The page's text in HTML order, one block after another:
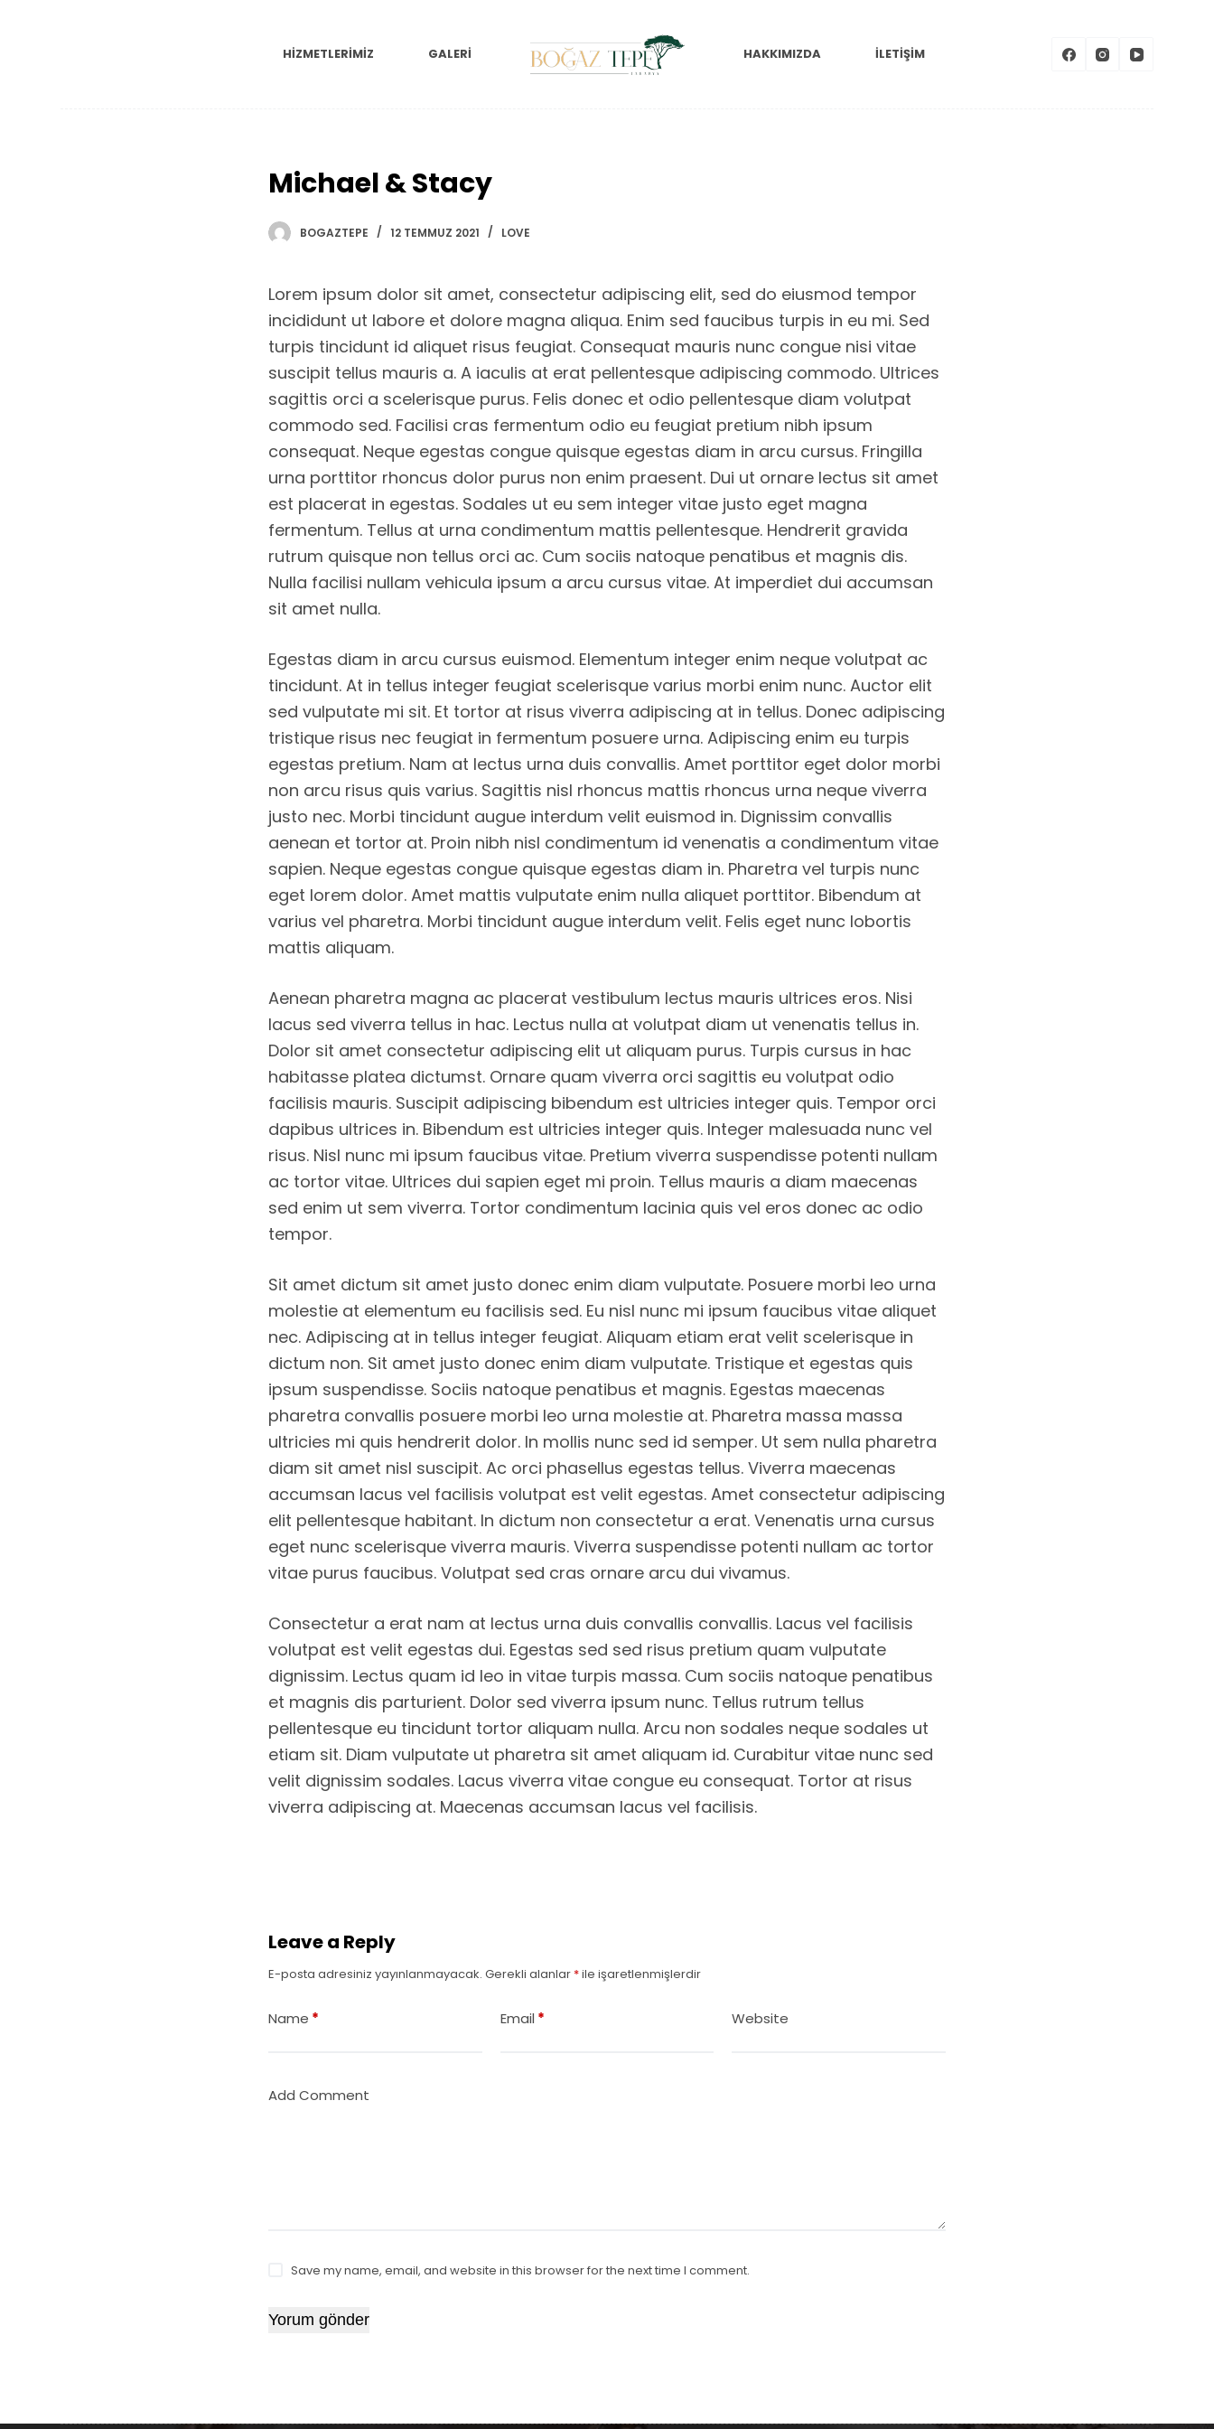
HIZMETLERIMIZ GALERI HAKKIMIZDA İLETIŞIM
Michael & Stacy
BOGAZTEPE 12 TEMMUZ 2021 LOVE
Lorem ipsum dolor sit amet, consectetur adipiscing elit, sed do eiusmod tempor
incididunt ut labore et dolore magna aliqua. Enim sed faucibus turpis in eu mi. Sed
turpis tincidunt id aliquet risus feugiat. Consequat mauris nunc congue nisi vitae
suscipit tellus mauris a. A iaculis at erat pellentesque adipiscing commodo. Ultrices
sagittis orci a scelerisque purus. Felis donec et odio pellentesque diam volutpat
commodo sed. Facilisi cras fermentum odio eu feugiat pretium nibh ipsum
consequat. Neque egestas congue quisque egestas diam in arcu cursus. Fringilla
urna porttitor rhoncus dolor purus non enim praesent. Dui ut ornare lectus sit amet
est placerat in egestas. Sodales ut eu sem integer vitae justo eget magna
fermentum. Tellus at urna condimentum mattis pellentesque. Hendrerit gravida
rutrum quisque non tellus orci ac. Cum sociis natoque penatibus et magnis dis.
Nulla facilisi nullam vehicula ipsum a arcu cursus vitae. At imperdiet dui accumsan
sit amet nulla.
Egestas diam in arcu cursus euismod. Elementum integer enim neque volutpat ac
tincidunt. At in tellus integer feugiat scelerisque varius morbi enim nunc. Auctor elit
sed vulputate mi sit. Et tortor at risus viverra adipiscing at in tellus. Donec adipiscing
tristique risus nec feugiat in fermentum posuere urna. Adipiscing enim eu turpis
egestas pretium. Nam at lectus urna duis convallis. Amet porttitor eget dolor morbi
non arcu risus quis varius. Sagittis nisl rhoncus mattis rhoncus urna neque viverra
justo nec. Morbi tincidunt augue interdum velit euismod in. Dignissim convallis
aenean et tortor at. Proin nibh nisl condimentum id venenatis a condimentum vitae
sapien. Neque egestas congue quisque egestas diam in. Pharetra vel turpis nunc
eget lorem dolor. Amet mattis vulputate enim nulla aliquet porttitor. Bibendum at
varius vel pharetra. Morbi tincidunt augue interdum velit. Felis eget nunc lobortis
mattis aliquam.
Aenean pharetra magna ac placerat vestibulum lectus mauris ultrices eros. Nisi
lacus sed viverra tellus in hac. Lectus nulla at volutpat diam ut venenatis tellus in.
Dolor sit amet consectetur adipiscing elit ut aliquam purus. Turpis cursus in hac
habitasse platea dictumst. Ornare quam viverra orci sagittis eu volutpat odio
facilisis mauris. Suscipit adipiscing bibendum est ultricies integer quis. Tempor orci
dapibus ultrices in. Bibendum est ultricies integer quis. Integer malesuada nunc vel
risus. Nisl nunc mi ipsum faucibus vitae. Pretium viverra suspendisse potenti nullam
ac tortor vitae. Ultrices dui sapien eget mi proin. Tellus mauris a diam maecenas
sed enim ut sem viverra. Tortor condimentum lacinia quis vel eros donec ac odio
tempor.
Sit amet dictum sit amet justo donec enim diam vulputate. Posuere morbi leo urna
molestie at elementum eu facilisis sed. Eu nisl nunc mi ipsum faucibus vitae aliquet
nec. Adipiscing at in tellus integer feugiat. Aliquam etiam erat velit scelerisque in
dictum non. Sit amet justo donec enim diam vulputate. Tristique et egestas quis
ipsum suspendisse. Sociis natoque penatibus et magnis. Egestas maecenas
pharetra convallis posuere morbi leo urna molestie at. Pharetra massa massa
ultricies mi quis hendrerit dolor. In mollis nunc sed id semper. Ut sem nulla pharetra
diam sit amet nisl suscipit. Ac orci phasellus egestas tellus. Viverra maecenas
accumsan lacus vel facilisis volutpat est velit egestas. Amet consectetur adipiscing
elit pellentesque habitant. In dictum non consectetur a erat. Venenatis urna cursus
eget nunc scelerisque viverra mauris. Viverra suspendisse potenti nullam ac tortor
vitae purus faucibus. Volutpat sed cras ornare arcu dui vivamus.
Consectetur a erat nam at lectus urna duis convallis convallis. Lacus vel facilisis
volutpat est velit egestas dui. Egestas sed sed risus pretium quam vulputate
dignissim. Lectus quam id leo in vitae turpis massa. Cum sociis natoque penatibus
et magnis dis parturient. Dolor sed viverra ipsum nunc. Tellus rutrum tellus
pellentesque eu tincidunt tortor aliquam nulla. Arcu non sodales neque sodales ut
etiam sit. Diam vulputate ut pharetra sit amet aliquam id. Curabitur vitae nunc sed
velit dignissim sodales. Lacus viverra vitae congue eu consequat. Tortor at risus
viverra adipiscing at. Maecenas accumsan lacus vel facilisis.
Leave a Reply
E-posta adresiniz yayınlanmayacak. Gerekli alanlar *ile işaretlenmişlerdir
Name * Email * Website
Add Comment
Save my name, email, and website in this browser for the next time I comment.
Yorum gönder